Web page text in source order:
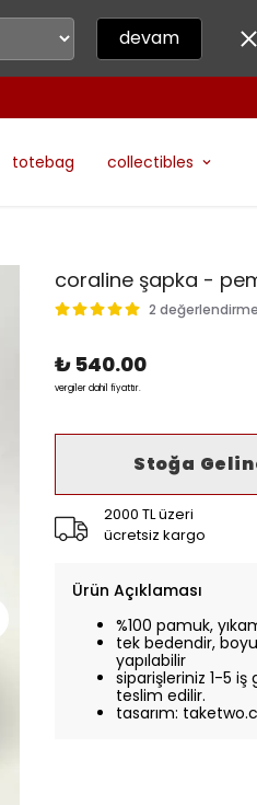
devam
totebag collectibles
coraline şapka -
2 değerlendirme
₺ 540.00
vergiler dahil fiyattır.
Stoğa
2000 TL üzeri
ücretsiz kargo
Ürün Açıklaması
%100 pamuk,
tek bedendir,
yapılabilir
siparişleriniz 1-5
teslim edilir.
tasarım: